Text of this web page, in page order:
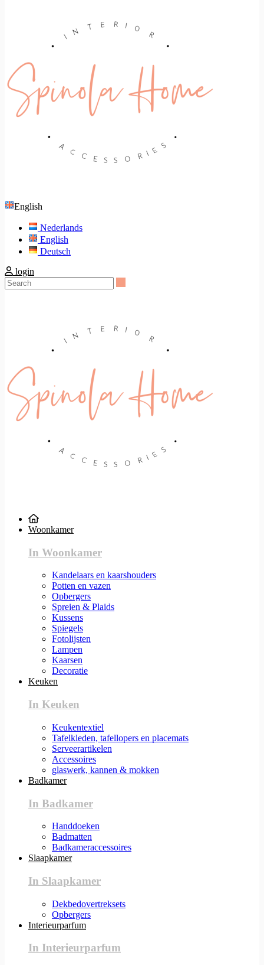
English
Nederlands
English
Deutsch
login
Woonkamer
In Woonkamer
Kandelaars en kaarshouders
Potten en vazen
Opbergers
Spreien & Plaids
Kussens
Spiegels
Fotolijsten
Lampen
Kaarsen
Decoratie
Keuken
In Keuken
Keukentextiel
Tafelkleden, tafellopers en placemats
Serveerartikelen
Accessoires
glaswerk, kannen & mokken
Badkamer
In Badkamer
Handdoeken
Badmatten
Badkameraccessoires
Slaapkamer
In Slaapkamer
Dekbedovertreksets
Opbergers
Interieurparfum
In Interieurparfum